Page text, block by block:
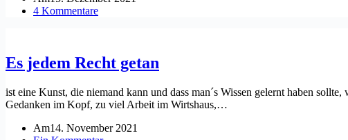
4 Kommentare
Es jedem Recht getan
ist eine Kunst, die niemand kann und dass man´s Wissen gelernt haben
Gedanken im Kopf, zu viel Arbeit im Wirtshaus,…
Am14. November 2021